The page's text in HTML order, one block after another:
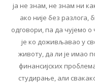
ја не знам, не знам ни
ако није без разлога,
одговори, па да чујемо
је ко доживљавао у
животу, да ли је имао
финансијских
студирање, али